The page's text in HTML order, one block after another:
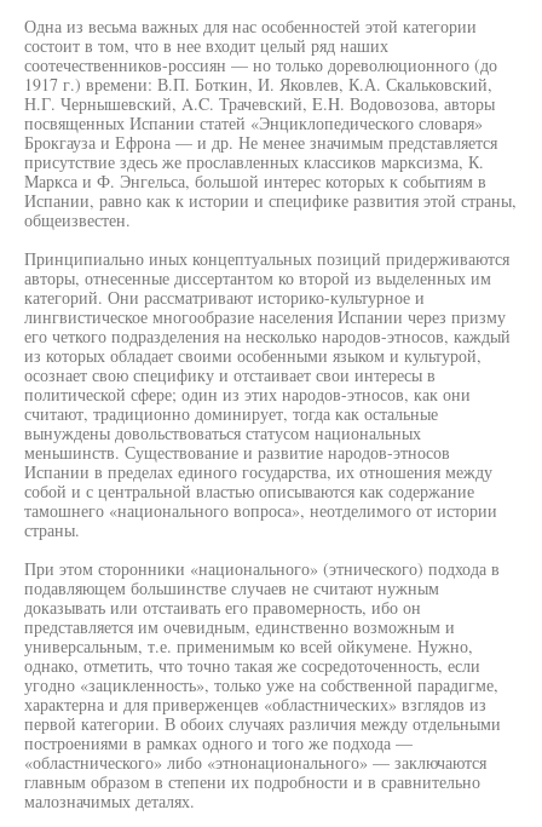
Одна из весьма важных для нас особенностей этой категории
состоит в том, что в нее входит целый ряд наших
соотечественников-россиян — но только дореволюционного (до
1917 г.) времени: В.П. Боткин, И. Яковлев, К.А. Скальковский,
Н.Г. Чернышевский, A.C. Трачевский, E.H. Водовозова, авторы
посвященных Испании статей «Энциклопедического словаря»
Брокгауза и Ефрона — и др. Не менее значимым представляется
присутствие здесь же прославленных классиков марксизма, К.
Маркса и Ф. Энгельса, большой интерес которых к событиям в
Испании, равно как к истории и специфике развития этой страны,
общеизвестен.
Принципиально иных концептуальных позиций придерживаются
авторы, отнесенные диссертантом ко второй из выделенных им
категорий. Они рассматривают историко-культурное и
лингвистическое многообразие населения Испании через призму
его четкого подразделения на несколько народов-этносов, каждый
из которых обладает своими особенными языком и культурой,
осознает свою специфику и отстаивает свои интересы в
политической сфере; один из этих народов-этносов, как они
считают, традиционно доминирует, тогда как остальные
вынуждены довольствоваться статусом национальных
меньшинств. Существование и развитие народов-этносов
Испании в пределах единого государства, их отношения между
собой и с центральной властью описываются как содержание
тамошнего «национального вопроса», неотделимого от истории
страны.
При этом сторонники «национального» (этнического) подхода в
подавляющем большинстве случаев не считают нужным
доказывать или отстаивать его правомерность, ибо он
представляется им очевидным, единственно возможным и
универсальным, т.е. применимым ко всей ойкумене. Нужно,
однако, отметить, что точно такая же сосредоточенность, если
угодно «зацикленность», только уже на собственной парадигме,
характерна и для приверженцев «областнических» взглядов из
первой категории. В обоих случаях различия между отдельными
построениями в рамках одного и того же подхода —
«областнического» либо «этнонационального» — заключаются
главным образом в степени их подробности и в сравнительно
малозначимых деталях.